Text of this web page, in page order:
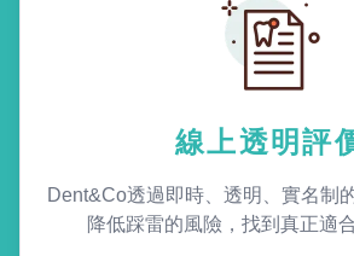
線上透明評
Dent&Co透過即時、透明、實名制
降低踩雷的風險，找到真正適